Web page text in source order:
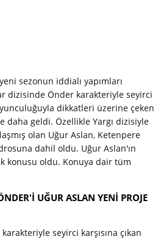
sezonun iddialı yapımları
dizisinde Önder karakteriyle seyirci
dikkatleri üzerine çeken
daha geldi. Özellikle Yargı dizisiyle
olan Uğur Aslan, Ketenpere
dahil oldu. Uğur Aslan'ın
konusu oldu. Konuya dair tüm
UĞUR ASLAN YENİ PROJE
seyirci karşısına çıkan